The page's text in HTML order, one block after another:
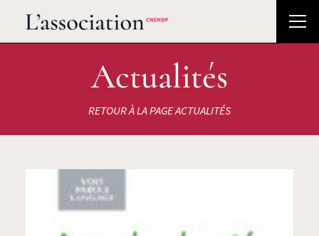
Actualités
RETOUR À LA PAGE ACTUALITÉS